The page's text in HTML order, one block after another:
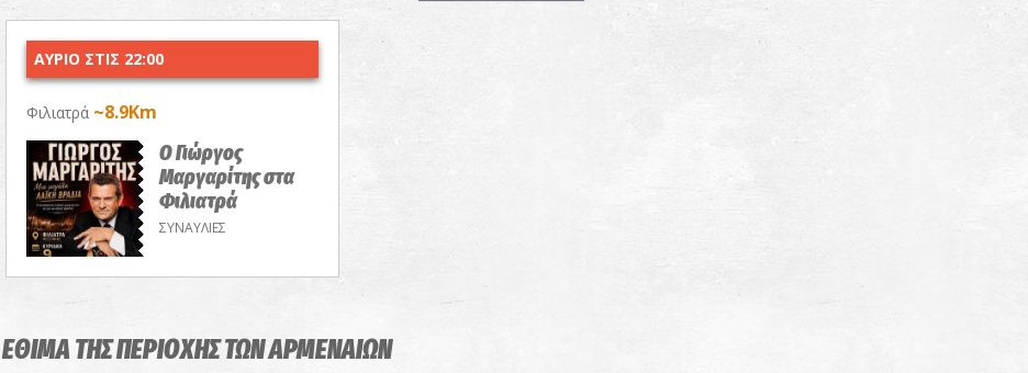
ΑΥΡΙΟ ΣΤΙΣ 22:00
Φιλιατρά ~8.9Km
Ο Γιώργος
Μαργαρίτης στα
Φιλιατρά
ΣΥΝΑΥΛΙΕΣ
ΕΘΙΜΑ ΤΗΣ ΠΕΡΙΟΧΗΣ ΤΩΝ ΑΡΜΕΝΑΙΩΝ